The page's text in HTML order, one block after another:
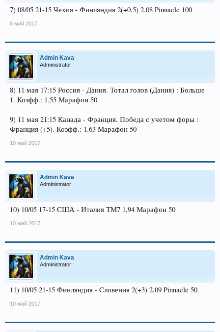
7) 08/05 21-15 Чехия - Финляндия 2(+0,5) 2,08 Pinnacle 100
8 май 2017
Admin Kava
Administrator
8) 11 мая 17:15 Россия - Дания. Тотал голов (Дания) : Больше
1. Коэфф.: 1.55 Марафон 50
9) 11 мая 21:15 Канада - Франция. Победа с учетом форы :
Франция (+5). Коэфф.: 1.63 Марафон 50
10 май 2017
Admin Kava
Administrator
10) 10/05 17-15 США - Италия ТМ7 1,94 Марафон 50
10 май 2017
Admin Kava
Administrator
11) 10/05 21-15 Финляндия - Словения 2(+3) 2,09 Pinnacle 50
10 май 2017